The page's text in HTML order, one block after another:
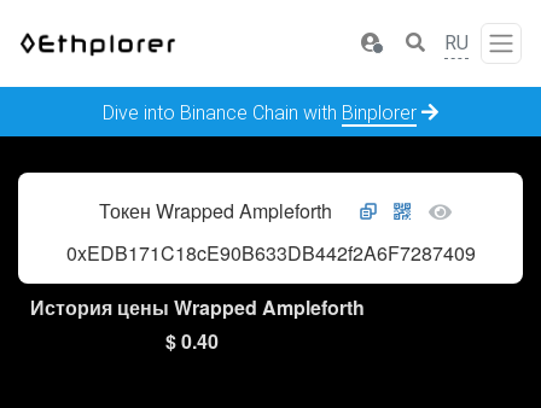
RU
Dive into Binance Chain with Binplorer
Токен Wrapped Ampleforth
0xEDB171C18cE90B633DB442f2A6F72874093b49Ef
История цены Wrapped Ampleforth
$ 0.40